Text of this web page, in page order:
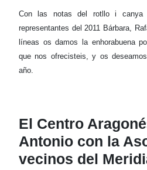
Con las notas del rotllo i canya
representantes del 2011 Bárbara,
líneas os damos la enhorabuena
que nos ofrecisteis, y os
año.
El Centro
Antonio con la
vecinos del